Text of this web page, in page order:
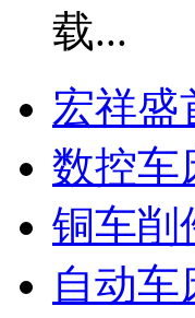
宏祥盛
数控车
铜车削
自动车